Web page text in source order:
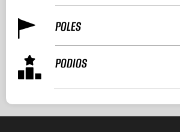
POLES
PODIOS